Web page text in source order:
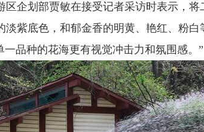
区企划部贾敏在接受记者采访时表示，
淡紫底色，和郁金香的明黄、艳红、粉
一品种的花海更有视觉冲击力和氛围感。”